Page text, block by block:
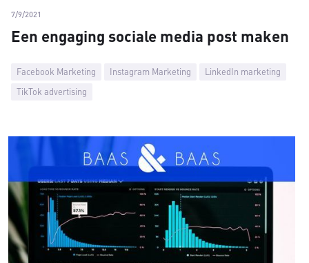
Facebook Marketing Instagram Marketing
LinkedIn marketing
TikTok advertising
7/9/2021
Een engaging sociale media post maken